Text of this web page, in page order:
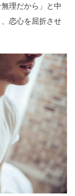
理だから」と中
恋心を屈折させ